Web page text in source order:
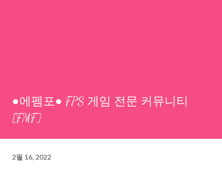
●에펨포● FPS 게임 전문 커뮤니티
[FMF]
2월 16, 2022